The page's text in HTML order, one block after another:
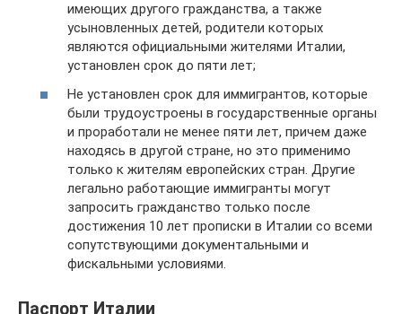
имеющих другого гражданства, а также
усыновленных детей, родители которых
являются официальными жителями Италии,
установлен срок до пяти лет;
Не установлен срок для иммигрантов, которые
были трудоустроены в государственные органы
и проработали не менее пяти лет, причем даже
находясь в другой стране, но это применимо
только к жителям европейских стран. Другие
легально работающие иммигранты могут
запросить гражданство только после
достижения 10 лет прописки в Италии со всеми
сопутствующими документальными и
фискальными условиями.
Паспорт Италии